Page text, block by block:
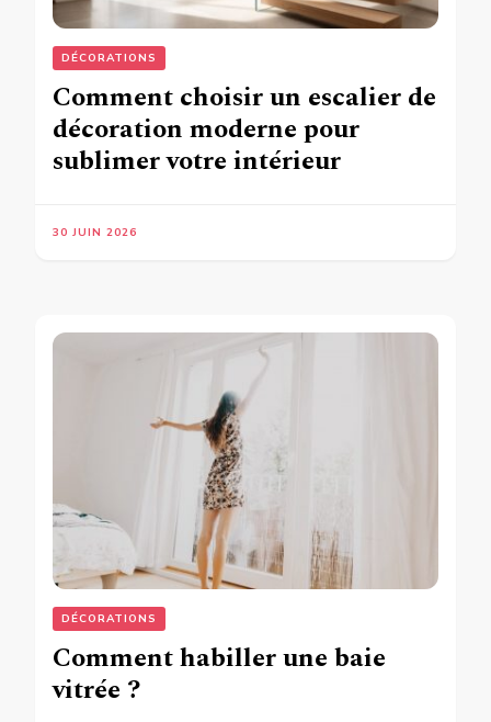
DÉCORATIONS
Comment choisir un escalier de
décoration moderne pour
sublimer votre intérieur
30 JUIN 2026
DÉCORATIONS
Comment habiller une baie
vitrée ?